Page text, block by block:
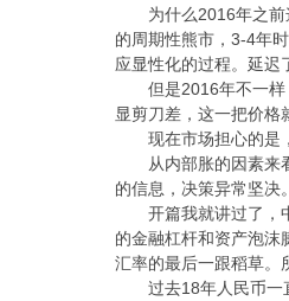
为什么2016年之
的周期性熊市，3-4年
应显性化的过程。延迟
但是2016年不一
显剪刀差，这一把价格
现在市场担心的是
从内部胀的因素来
的信息，决策异常坚决。
开篇我就讲过了，
的金融杠杆和资产泡沫
汇率的最后一跟稻草。
过去18年人民币一